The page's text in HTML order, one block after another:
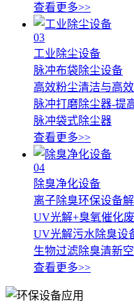
查看更多>>
03
工业除尘设备
脉冲布袋除尘设备
高效粉尘清洁与高
脉冲打磨除尘器-提
脉冲袋式除尘器
查看更多>>
04
除臭净化设备
离子除臭环保设备
UV光解+臭氧催化
UV光解污水除臭设
生物过滤除臭清新
查看更多>>